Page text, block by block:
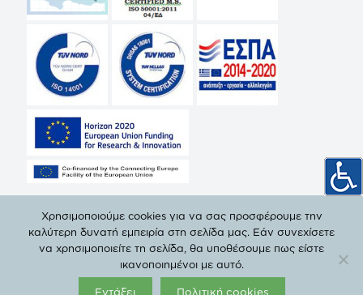
© Copyright 2019 ΔΕΠΑ | All Rights Reserved. |
Προστασίας Προσωπικών Δεδομένων
Χρησιμοποιούμε cookies για να σας προσφέρουμε την
καλύτερη δυνατή εμπειρία στη σελίδα μας. Εάν συνεχίσετε
να χρησιμοποιείτε τη σελίδα, θα υποθέσουμε πως είστε
ικανοποιημένοι με αυτό.
Εντάξει Πολιτική cookies